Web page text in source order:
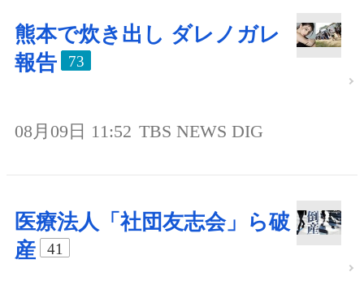
熊本で炊き出し ダレノガレ
報告
73
08月09日 11:52 TBS NEWS DIG
医療法人「社団友志会」ら破
産
41